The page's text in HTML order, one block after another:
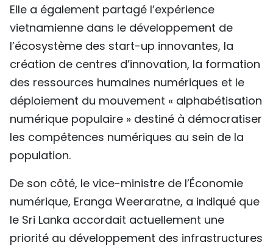
Elle a également partagé l’expérience
vietnamienne dans le développement de
l’écosystème des start-up innovantes, la
création de centres d’innovation, la formation
des ressources humaines numériques et le
déploiement du mouvement « alphabétisation
numérique populaire » destiné à démocratiser
les compétences numériques au sein de la
population.
De son côté, le vice-ministre de l’Économie
numérique, Eranga Weeraratne, a indiqué que
le Sri Lanka accordait actuellement une
priorité au développement des infrastructures